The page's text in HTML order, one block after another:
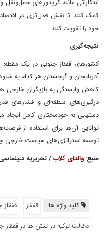
ابتکاراتی مانند کریدورهای
کمک کنند تا نقش فعال‌تری در اقتصاد
خود را تقویت کنند.
نتیجه‌گیری
کشورهای قفقاز جنوبی در یک مقطع
آذربایجان و گرجستان هر کدام به
کاهش وابستگی به بازیگران خارجی
درگیری‌های منطقه‌ای و فشارهای
دستیابی به خودمختاری کامل ایجاد
توانایی آن‌ها برای استفاده از
توسعه استراتژی‌های سیاست خارجی
منبع:والدای کلاب/ تحریریه دیپلماسی
کلید واژه ها: قفقاز قفقاز
دخالت ترکیه در تنش ها در قفقاز